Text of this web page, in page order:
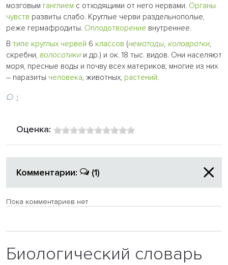
мозговым ганглием с отходящими от него нервами. Органы
чувств развиты слабо. Круглые черви раздельнополые,
реже гермафродиты. Оплодотворение внутреннее.
В типе круглых червей 6 классов (нематоды, коловратки,
скребни, волосатики и др.) и ок. 18 тыс. видов. Они населяют
моря, пресные воды и почву всех материков; многие из них
– паразиты человека, животных, растений.
1
Оценка:
Комментарии: (1)
Пока комментариев нет
Биологический словарь